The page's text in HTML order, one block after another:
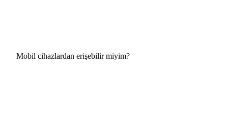
Mobil cihazlardan erişebilir miyim?